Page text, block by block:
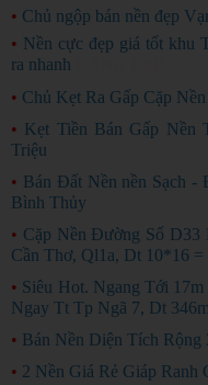
• Chủ ngộp bán nền đẹp
• Nền cực đẹp giá tốt khu
ra nhanh
• Chủ Kẹt Ra Gấp Cặp
• Kẹt Tiền Bán Gấp Nền
Triệu
• Bán Đất Nền nền Sạch
Bình Thủy
• Cặp Nền Đường Số D33
Cần Thơ, Ql1a, Dt 10*16 =
• Siêu Hot. Ngang Tới
Ngay Tt Tp Ngã 7, Dt
• Bán Nền Diện Tích Rộng
• 2 Nền Giá Rẻ Giáp Ranh